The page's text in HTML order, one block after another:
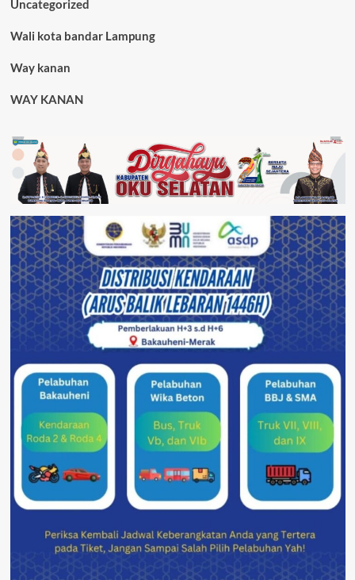
Uncategorized
Wali kota bandar Lampung
Way kanan
WAY KANAN